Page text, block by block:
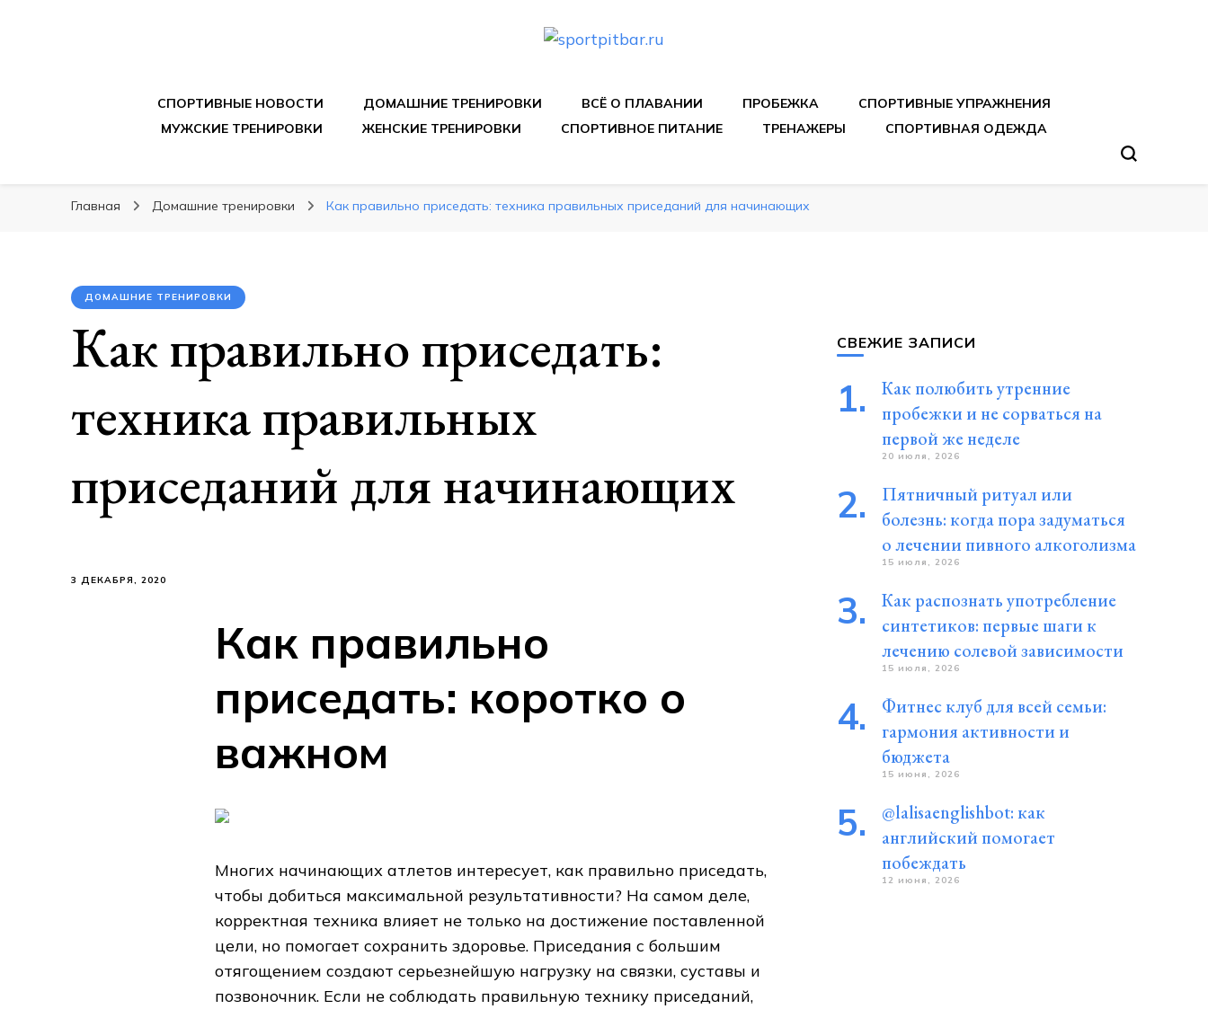
СПОРТИВНЫЕ НОВОСТИ ДОМАШНИЕ ТРЕНИРОВКИ ВСЁ О ПЛАВАНИИ ПРОБЕЖКА
СПОРТИВНЫЕ УПРАЖНЕНИЯ
МУЖСКИЕ ТРЕНИРОВКИ
ЖЕНСКИЕ ТРЕНИРОВКИ СПОРТИВНОЕ ПИТАНИЕ ТРЕНАЖЕРЫ СПОРТИВНАЯ ОДЕЖДА
Главная Домашние тренировки Как правильно приседать: техника правильных приседаний для начинающих
ДОМАШНИЕ ТРЕНИРОВКИ
Как правильно приседать:
техника правильных
приседаний для начинающих
3 ДЕКАБРЯ, 2020
Как правильно
приседать: коротко о
важном
Многих начинающих атлетов интересует, как правильно приседать,
чтобы добиться максимальной результативности? На самом деле,
корректная техника влияет не только на достижение поставленной
цели, но помогает сохранить здоровье. Приседания с большим
отягощением создают серьезнейшую нагрузку на связки, суставы и
позвоночник. Если не соблюдать правильную технику приседаний,
СВЕЖИЕ ЗАПИСИ
Как полюбить утренние
пробежки и не сорваться на
первой же неделе
20 июля, 2026
Пятничный ритуал или
болезнь: когда пора задуматься
о лечении пивного алкоголизма
15 июля, 2026
Как распознать употребление
синтетиков: первые шаги к
лечению солевой зависимости
15 июля, 2026
Фитнес клуб для всей семьи:
гармония активности и
бюджета
15 июня, 2026
@lalisaenglishbot: как
английский помогает
побеждать
12 июня, 2026